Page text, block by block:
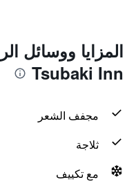
Tsubaki Inn
مجفف الشعر
ثلاجة
مع تكييف